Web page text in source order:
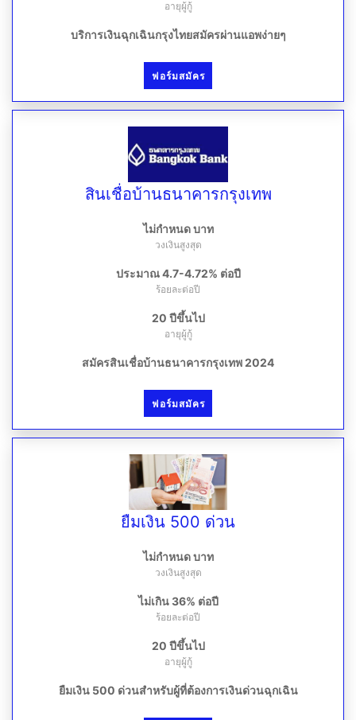
อายุผู้กู้
บริการเงินฉุกเฉินกรุงไทยสมัครผ่านแอพง่ายๆ
ฟอร์มสมัคร
สินเชื่อบ้านธนาคารกรุงเทพ
ไม่กำหนด บาท
วงเงินสูงสุด
ประมาณ 4.7-4.72% ต่อปี
ร้อยละต่อปี
20 ปีขึ้นไป
อายุผู้กู้
สมัครสินเชื่อบ้านธนาคารกรุงเทพ 2024
ฟอร์มสมัคร
ยืมเงิน 500 ด่วน
ไม่กำหนด บาท
วงเงินสูงสุด
ไม่เกิน 36% ต่อปี
ร้อยละต่อปี
20 ปีขึ้นไป
อายุผู้กู้
ยืมเงิน 500 ด่วนสำหรับผู้ที่ต้องการเงินด่วนฉุกเฉิน